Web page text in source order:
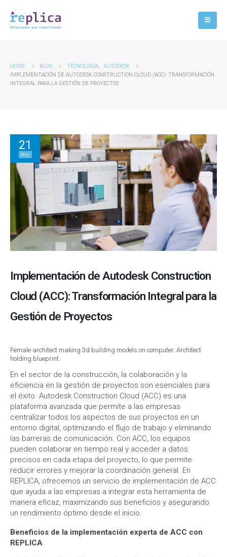
HOME BLOG TECNOLOGÍA,
AUTODESK
IMPLEMENTACIÓN DE AUTODESK CONSTRUCTION CLOUD (ACC): TRANSFORMACIÓN
INTEGRAL PARA LA GESTIÓN DE PROYECTOS
21
Nov
Implementación de Autodesk Construction
Cloud (ACC): Transformación Integral para la
Gestión de Proyectos
Female architect making 3d building models on computer. Architect
holding blueprint.
En el sector de la construcción, la colaboración y la
eficiencia en la gestión de proyectos son esenciales para
el éxito. Autodesk Construction Cloud (ACC) es una
plataforma avanzada que permite a las empresas
centralizar todos los aspectos de sus proyectos en un
entorno digital, optimizando el flujo de trabajo y eliminando
las barreras de comunicación. Con ACC, los equipos
pueden colaborar en tiempo real y acceder a datos
precisos en cada etapa del proyecto, lo que permite
reducir errores y mejorar la coordinación general. En
REPLICA, ofrecemos un servicio de implementación de ACC
que ayuda a las empresas a integrar esta herramienta de
manera eficaz, maximizando sus beneficios y asegurando
un rendimiento óptimo desde el inicio.
Beneficios de la implementación experta de ACC con
REPLICA